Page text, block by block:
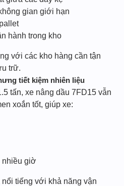
gian giới hạn
hành trong kho
với các kho hàng cần tận
trữ.
tiết kiệm nhiên liệu
tấn, xe nâng dầu 7FD15 vẫn
xoắn tốt, giúp xe:
nhiều giờ
tiếng với khả năng vận